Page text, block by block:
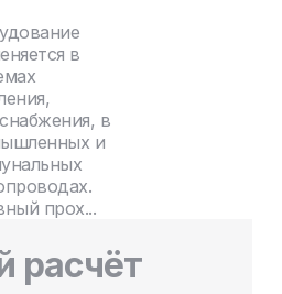
в
в
и
прох...
расчёт